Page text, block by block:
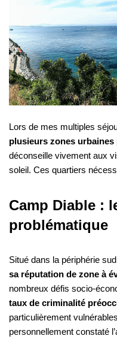
Lors de mes multiples
plusieurs zones
déconseille vivement aux
soleil. Ces quartiers
Camp Diable :
problématique
Situé dans la périphérie
sa réputation de zone à
nombreux défis socio-
taux de criminalité
particulièrement
personnellement constaté